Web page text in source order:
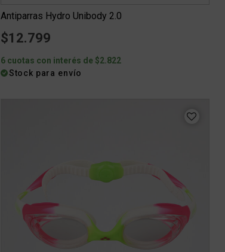
Antiparras Hydro Unibody 2.0
$12.799
6 cuotas con interés de $2.822
Stock para envío